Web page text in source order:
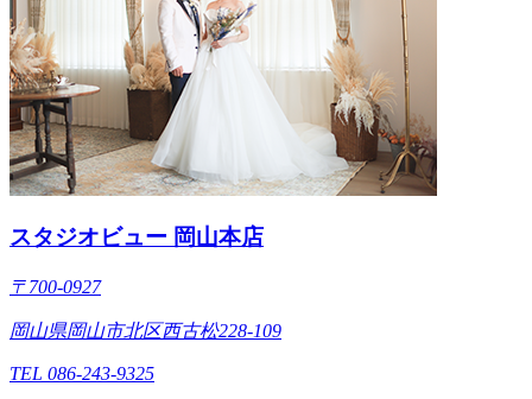
スタジオビュー 岡山本店
〒700-0927
岡山県岡山市北区西古松228-109
TEL 086-243-9325